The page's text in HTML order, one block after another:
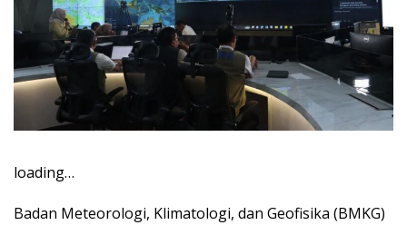
loading…
Badan Meteorologi, Klimatologi, dan Geofisika (BMKG)